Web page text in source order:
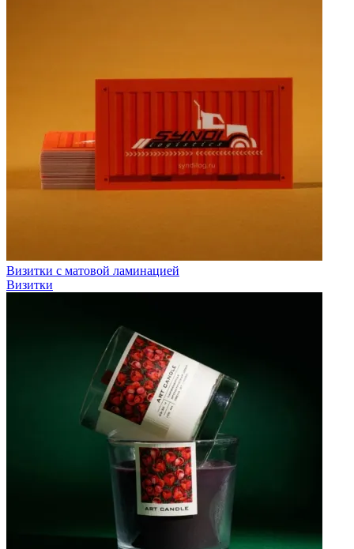
Визитки с матовой ламинацией
Визитки